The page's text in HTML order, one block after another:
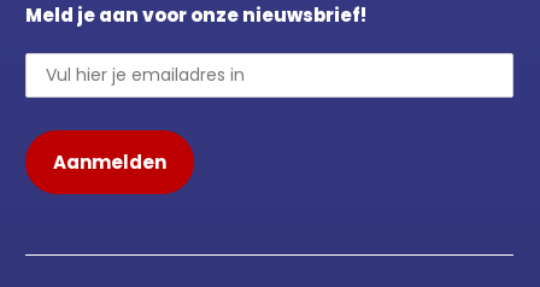
Meld je aan voor onze nieuwsbrief!